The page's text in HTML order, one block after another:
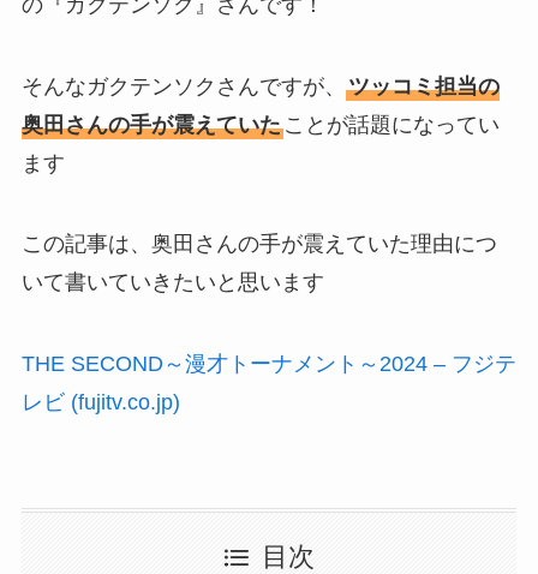
そんなガクテンソクさんですが、 ツッコミ担当の
奥田さんの手が震えていたことが話題になってい
ます
この記事は、奥田さんの手が震えていた理由につ
いて書いていきたいと思います
THE SECOND～漫才トーナメント～2024 – フジテ
レビ (fujitv.co.jp)
目次